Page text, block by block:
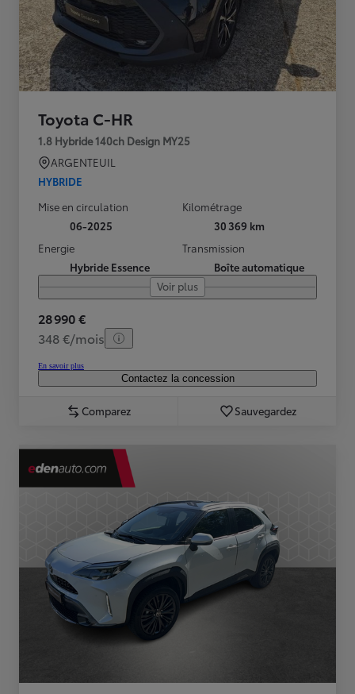
Toyota C-HR
1.8 Hybride 140ch Design MY25
ARGENTEUIL
HYBRIDE
Mise en circulation
06-2025
Kilométrage
30 369 km
Energie
Hybride Essence
Transmission
Boîte automatique
Voir plus
28 990 €
348 €/mois
En savoir plus
Contactez la concession
Comparez Sauvegardez